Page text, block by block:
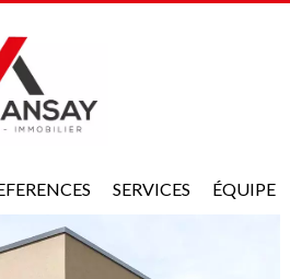
SERVICES ÉQUIPE